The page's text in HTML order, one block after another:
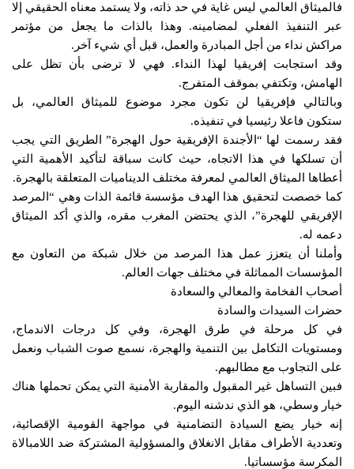
فالميثاق العالمي ليس غاية في حد ذاته، ولا يستمد معناه الحقيقي إلا
عبر التنفيذ الفعلي لمضامينه. وهذا بالذات ما يجعل من مؤتمر
مراكش نداء من أجل المبادرة والعمل، قبل أي شيء آخر.
وقد استجابت إفريقيا لهذا النداء. فهي لا ترضى بأن تظل على
الهامش، وتكتفي بموقف المتفرج.
وبالتالي فإفريقيا لن تكون مجرد موضوع للميثاق العالمي، بل
ستكون فاعلا رئيسيا في تنفيذه.
فقد رسمت لها “الأجندة الإفريقية حول الهجرة” الطريق التي يجب
أن تسلكها في هذا الاتجاه، حيث كانت سباقة لتأكيد الأهمية التي
أعطاها الميثاق العالمي لمعرفة مختلف الديناميات المتعلقة بالهجرة.
كما خصصت لتحقيق هذا الهدف مؤسسة قائمة الذات وهي “المرصد
الإفريقي للهجرة”، الذي يحتضن المغرب مقره، والذي أكد الميثاق
دعمه له.
وأملنا أن يتعزز عمل هذا المرصد من خلال شبكة من التعاون مع
المؤسسات المماثلة في مختلف جهات العالم.
أصحاب الفخامة والمعالي والسعادة
حضرات السيدات والسادة
في كل مرحلة في طرق الهجرة، وفي كل درجات الاندماج،
ومستويات التكامل بين التنمية والهجرة، نسمع صوت الشباب ونعمل
على التجاوب مع مطالبهم.
فبين التساهل غير المقبول والمقاربة الأمنية التي يمكن تحملها هناك
خيار وسطي، هو الذي ندشنه اليوم.
إنه خيار يضع السيادة التضامنية في مواجهة القومية الإقصائية،
وتعددية الأطراف مقابل الانغلاق والمسؤولية المشتركة ضد اللامبالاة
المكرسة مؤسساتيا.